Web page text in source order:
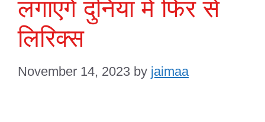
लगाएंगे दुनिया में फिर से
लिरिक्स
November 14, 2023 by jaimaa